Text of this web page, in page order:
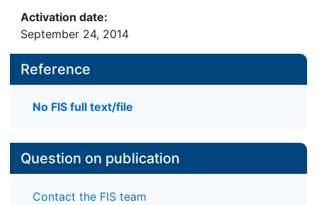
Activation date:
September 24, 2014
Reference
No FIS full text/file
Question on publication
Contact the FIS team